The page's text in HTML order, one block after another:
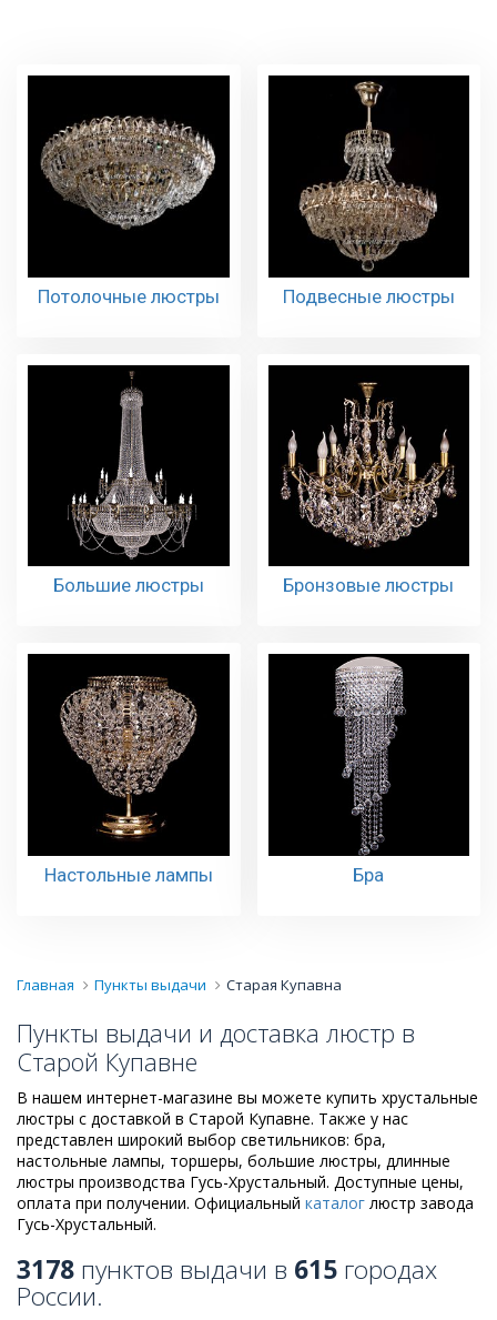
Потолочные люстры Подвесные люстры
Большие люстры Бронзовые люстры
Настольные лампы Бра
Главная Пункты выдачи Старая Купавна
Пункты выдачи и доставка люстр в
Старой Купавне
В нашем интернет-магазине вы можете купить хрустальные
люстры с доставкой в Старой Купавне. Также у нас
представлен широкий выбор светильников: бра,
настольные лампы, торшеры, большие люстры, длинные
люстры производства Гусь-Хрустальный. Доступные цены,
оплата при получении. Официальный каталог люстр завода
Гусь-Хрустальный.
3178 пунктов выдачи в 615 городах
России.